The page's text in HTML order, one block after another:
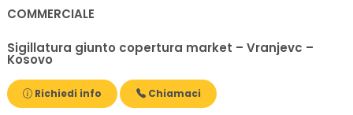
COMMERCIALE
Sigillatura giunto copertura market – Vranjevc –
Kosovo
Richiedi info Chiamaci